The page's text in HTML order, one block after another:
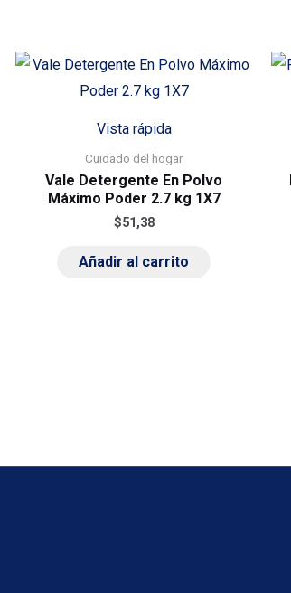
Vista rápida
Cuidado del hogar
Vale Detergente En Polvo
Máximo Poder 2.7 kg 1X7
$51,38
Añadir al carrito